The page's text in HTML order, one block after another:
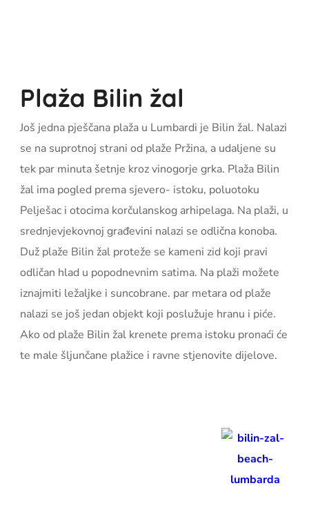
Plaža Bilin žal
Još jedna pješčana plaža u Lumbardi je Bilin žal. Nalazi
se na suprotnoj strani od plaže Pržina, a udaljene su
tek par minuta šetnje kroz vinogorje grka. Plaža Bilin
žal ima pogled prema sjevero- istoku, poluotoku
Pelješac i otocima korčulanskog arhipelaga. Na plaži, u
srednjevjekovnoj građevini nalazi se odlična konoba.
Duž plaže Bilin žal proteže se kameni zid koji pravi
odličan hlad u popodnevnim satima. Na plaži možete
iznajmiti ležaljke i suncobrane. par metara od plaže
nalazi se još jedan objekt koji poslužuje hranu i piće.
Ako od plaže Bilin žal krenete prema istoku pronaći će
te male šljunčane plažice i ravne stjenovite dijelove.